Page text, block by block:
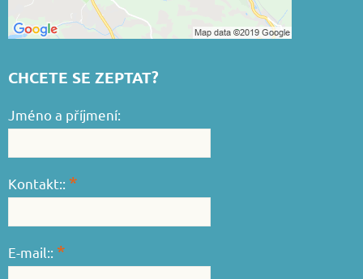
CHCETE SE ZEPTAT?
Jméno a příjmení:
Kontakt:: *
E-mail:: *